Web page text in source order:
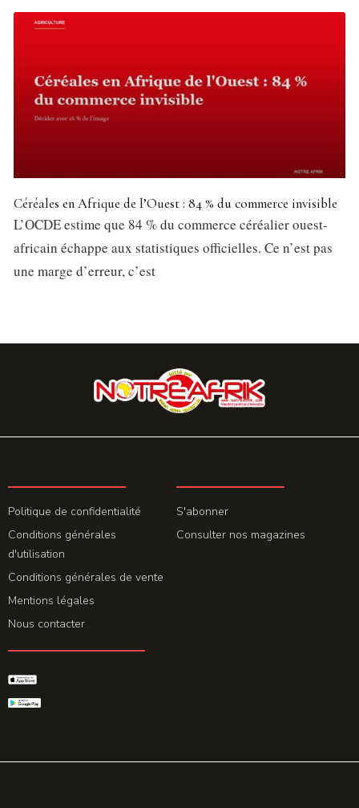
Céréales en Afrique de l’Ouest : 84 % du commerce invisible
L’OCDE estime que 84 % du commerce céréalier ouest-
africain échappe aux statistiques officielles. Ce n’est pas
une marge d’erreur, c’est
Politique de confidentialité
Conditions générales
d'utilisation
Conditions générales de vente
Mentions légales
Nous contacter
S'abonner
Consulter nos magazines